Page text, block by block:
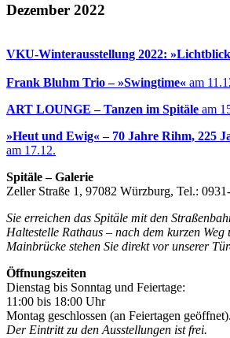
Dezember 2022
VKU-Winterausstellung 2022:
Frank Bluhm Trio – »Swingtime« am
ART LOUNGE – Tanzen im Spitäle am
»Heut und Ewig« – 70 Jahre Rihm, 225
am 17.12.
Spitäle – Galerie
Zeller Straße 1, 97082 Würzburg, Tel.:
Sie erreichen das Spitäle mit den
Haltestelle Rathaus – nach dem kurzen Weg
Mainbrücke stehen Sie direkt vor unserer
Öffnungszeiten
Dienstag bis Sonntag und Feiertage:
11:00 bis 18:00 Uhr
Montag geschlossen (an Feiertagen geöffnet).
Der Eintritt zu den Ausstellungen ist frei.